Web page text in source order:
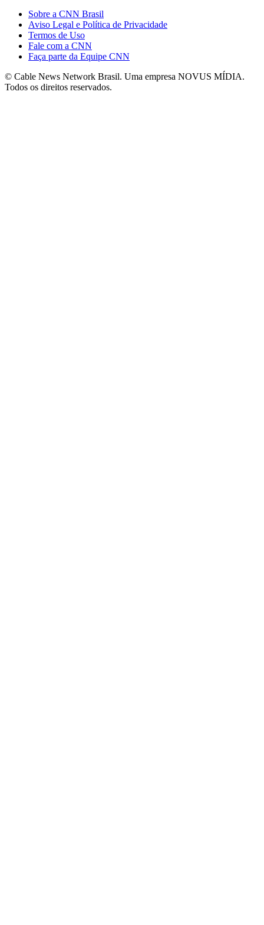
Sobre a CNN Brasil
Aviso Legal e Política de Privacidade
Termos de Uso
Fale com a CNN
Faça parte da Equipe CNN
© Cable News Network Brasil. Uma empresa NOVUS MÍDIA.
Todos os direitos reservados.